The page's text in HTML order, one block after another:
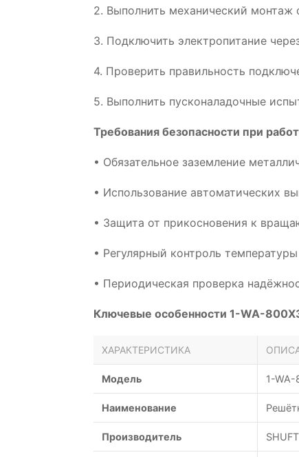
2. Выполнить механический монтаж
3. Подключить электропитание
4. Проверить правильность
5. Выполнить пусконаладочные
Требования безопасности при
• Обязательное заземление
• Использование автоматических
• Защита от прикосновения к
• Регулярный контроль
• Периодическая проверка
Ключевые особенности 1-WA-
ХАРАКТЕРИСТИКА
Модель 1-WA-
Наименование
Производитель SHUFT